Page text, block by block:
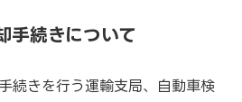
手続きについて
続きを行う運輸支局、自動車検